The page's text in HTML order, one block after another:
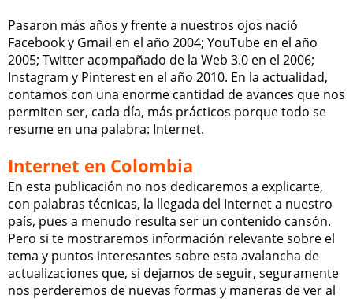
Pasaron más años y frente a nuestros ojos nació
Facebook y Gmail en el año 2004; YouTube en el año
2005; Twitter acompañado de la Web 3.0 en el 2006;
Instagram y Pinterest en el año 2010. En la actualidad,
contamos con una enorme cantidad de avances que nos
permiten ser, cada día, más prácticos porque todo se
resume en una palabra: Internet.
Internet en Colombia
En esta publicación no nos dedicaremos a explicarte,
con palabras técnicas, la llegada del Internet a nuestro
país, pues a menudo resulta ser un contenido cansón.
Pero si te mostraremos información relevante sobre el
tema y puntos interesantes sobre esta avalancha de
actualizaciones que, si dejamos de seguir, seguramente
nos perderemos de nuevas formas y maneras de ver al